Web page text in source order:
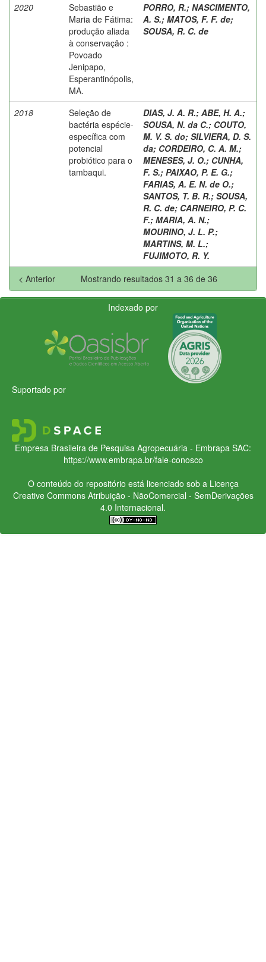
2020
Sebastião e
Maria de Fátima:
produção aliada
à conservação :
Povoado
Jenipapo,
Esperantinópolis,
MA.
PORRO, R.; NASCIMENTO,
A. S.; MATOS, F. F. de;
SOUSA, R. C. de
2018
Seleção de
bactéria espécie-
específica com
potencial
probiótico para o
tambaqui.
DIAS, J. A. R.; ABE, H. A.;
SOUSA, N. da C.; COUTO,
M. V. S. do; SILVIERA, D. S.
da; CORDEIRO, C. A. M.;
MENESES, J. O.; CUNHA,
F. S.; PAIXAO, P. E. G.;
FARIAS, A. E. N. de O.;
SANTOS, T. B. R.; SOUSA,
R. C. de; CARNEIRO, P. C.
F.; MARIA, A. N.;
MOURINO, J. L. P.;
MARTINS, M. L.;
FUJIMOTO, R. Y.
Mostrando resultados 31 a 36 de 36
< Anterior
Indexado por
Suportado por
Empresa Brasileira de Pesquisa Agropecuária - Embrapa SAC:
https://www.embrapa.br/fale-conosco
O conteúdo do repositório está licenciado sob a Licença
Creative CommonsAtribuição - NãoComercial - SemDerivações
4.0 Internacional.